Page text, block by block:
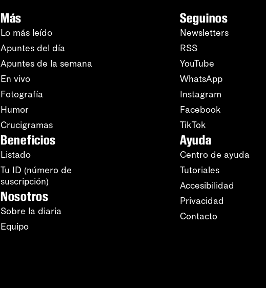
Más
Lo más leído
Apuntes del día
Apuntes de la semana
En vivo
Fotografía
Humor
Crucigramas
Beneficios
Listado
Tu ID (número de
suscripción)
Nosotros
Sobre la diaria
Equipo
Seguinos
Newsletters
RSS
YouTube
WhatsApp
Instagram
Facebook
TikTok
Ayuda
Centro de ayuda
Tutoriales
Accesibilidad
Privacidad
Contacto